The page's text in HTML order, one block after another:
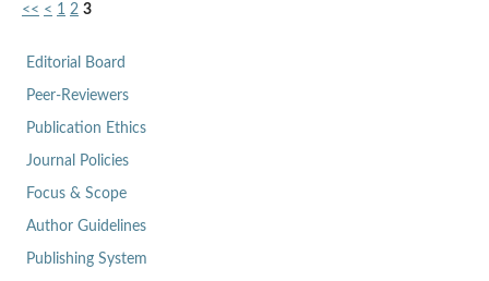
<< < 1 2 3
Editorial Board
Peer-Reviewers
Publication Ethics
Journal Policies
Focus & Scope
Author Guidelines
Publishing System